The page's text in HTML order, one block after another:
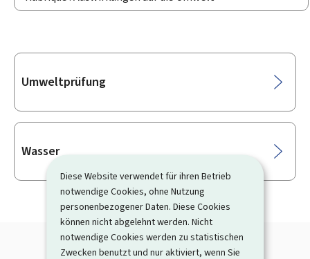
Diese Website verwendet für ihren Betrieb
notwendige Cookies, ohne Nutzung
personenbezogener Daten. Diese Cookies
können nicht abgelehnt werden. Nicht
notwendige Cookies werden zu statistischen
Zwecken benutzt und nur aktiviert, wenn Sie
Unterrubriken
Umweltprüfung
Wasser